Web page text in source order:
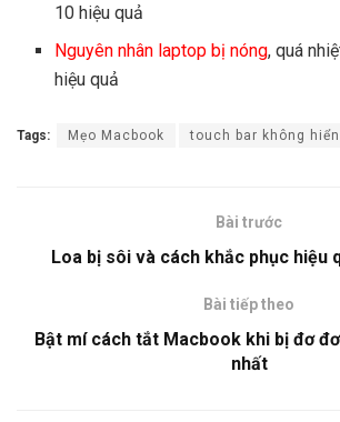
10 hiệu quả
Nguyên nhân laptop bị nóng, quá
hiệu quả
Tags: Mẹo Macbook touch bar không
Bài trước
Loa bị sôi và cách khắc phục hiệu
Bài tiếp theo
Bật mí cách tắt Macbook khi bị đơ
nhất